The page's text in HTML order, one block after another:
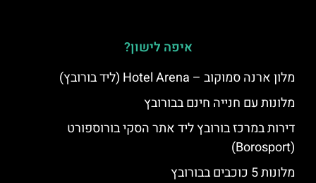
איפה לישון?
מלון ארנה סמוקוב – Hotel Arena (ליד בורובץ)
מלונות עם חנייה חינם בבורובץ
דירות במרכז בורובץ ליד אתר הסקי בורוספורט
(Borosport)
מלונות 5 כוכבים בבורובץ